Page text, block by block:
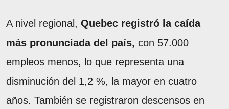
A nivel regional, Quebec registró la caída
más pronunciada del país, con 57.000
empleos menos, lo que representa una
disminución del 1,2 %, la mayor en cuatro
años. También se registraron descensos en